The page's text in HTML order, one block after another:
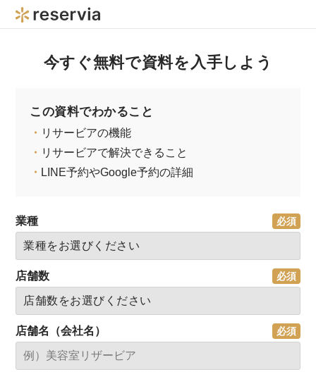
今すぐ無料で資料を入手しよう
この資料でわかること
・ リサービアの機能
・ リサービアで解決できること
・ LINE予約やGoogle予約の詳細
業種
店舗数
店舗名（会社名）